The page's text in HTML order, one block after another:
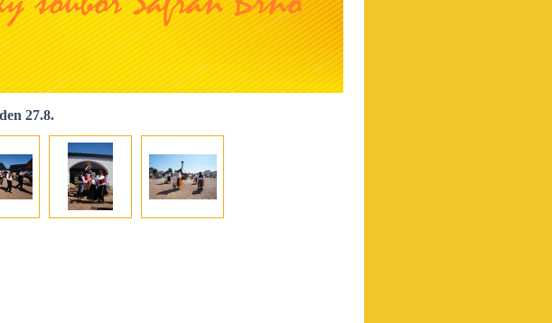
27.8.